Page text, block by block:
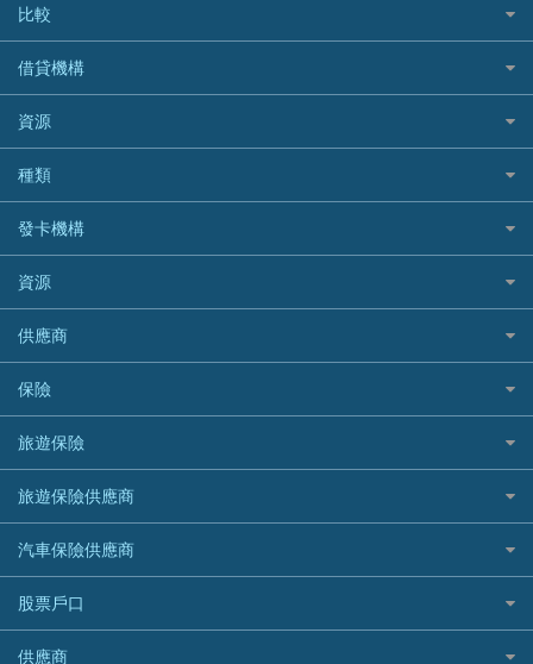
比較
私人貸款比較
稅季/稅務貸款
網上貸款
結餘轉戶(清卡數貸款)
銀行貸款
財務公司貸款
免入息貸款
免TU貸款
急借錢
緊急貸款比較
最佳小額貸款比較
易批必批貸款
24小時貸款
最佳循環貸款
借貸機構
BEA 東亞銀行
BOC 中國銀行
Cashing Pro 優尚信貸
CCB(Asia) 中國建設銀行 (亞洲)
Citibank 花旗銀行
CNCBI 信銀國際
CreFIT 維信
DBS 星展銀行
DSB 大新銀行
HSBC 滙豐銀行貸款
K Cash 貸款
Mox 銀行
National Resources 中潤物業按揭
OCBC 華僑銀行
資源
如何申請個人貸款
如何管理個人貸款
個人貸款有用資訊
清卡數貸款教學
循環貸款教學
個人化貸款產品推介 🔥全新
債務重組一覽
供樓利息扣稅
最佳貸款app
種類
網購優惠
精選外幣網購信用卡
尊尚信用卡
公司信用卡
電子錢包信用卡
日本遊信用卡攻略
韓國遊信用卡攻略
台灣遊信用卡攻略
機場貴賓室信用卡
銀聯信用卡
高獎賞信用卡推薦
發卡機構
Citibank花旗銀行
AE美國運通
DBS星展銀行
HSBC滙豐銀行
Mox
信銀國際
大新銀行
恒生銀行
Standard Chartered渣打銀行
東亞銀行
資源
Black Friday優惠
淘寶付款方式
一田購物優惠日
SOGO感謝祭
HKTVmall優惠碼
交稅優惠
酒店優惠碼
機票優惠碼
供應商
八達通自動增值信用卡
保險
旅遊保險
汽車保險
家居保險
家傭保險
寵物保險
定期人壽保險
危疾保險
旅遊保險
日本旅遊保險及資訊
泰國旅遊保險及資訊
台灣旅遊保險及資訊
韓國旅遊保險及資訊
歐洲旅遊保險及資訊
旅遊保險供應商
AXA 安盛
AIG 美亞
Allianz 安聯
Allied World 世聯
汽車保險供應商
大新汽車保險
中銀汽車保險
股票戶口
富途證券
供應商